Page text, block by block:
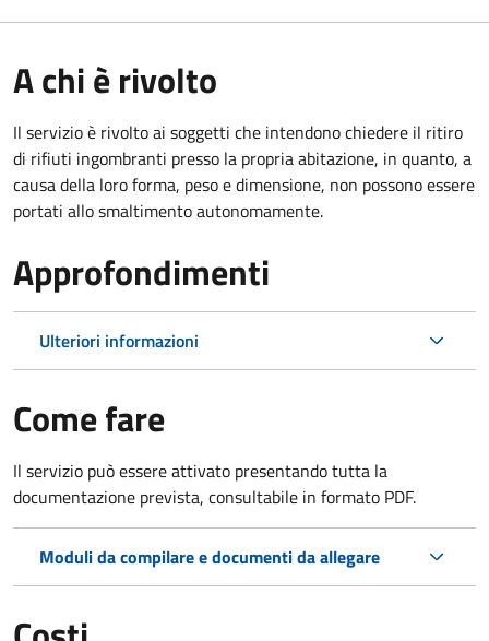
A chi è rivolto
Il servizio è rivolto ai soggetti che intendono chiedere il ritiro
di rifiuti ingombranti presso la propria abitazione, in quanto, a
causa della loro forma, peso e dimensione, non possono essere
portati allo smaltimento autonomamente.
Approfondimenti
Ulteriori informazioni
Come fare
Il servizio può essere attivato presentando tutta la
documentazione prevista, consultabile in formato PDF.
Moduli da compilare e documenti da allegare